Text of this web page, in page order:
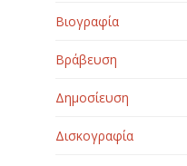
Βιογραφία
Βράβευση
Δημοσίευση
Δισκογραφία